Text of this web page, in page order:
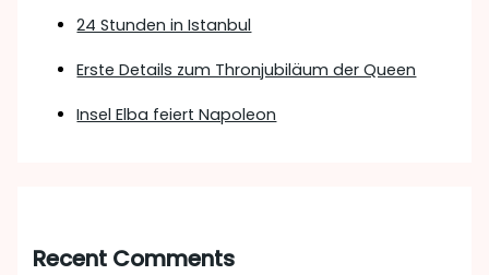
24 Stunden in Istanbul
Erste Details zum Thronjubiläum der Queen
Insel Elba feiert Napoleon
Recent Comments